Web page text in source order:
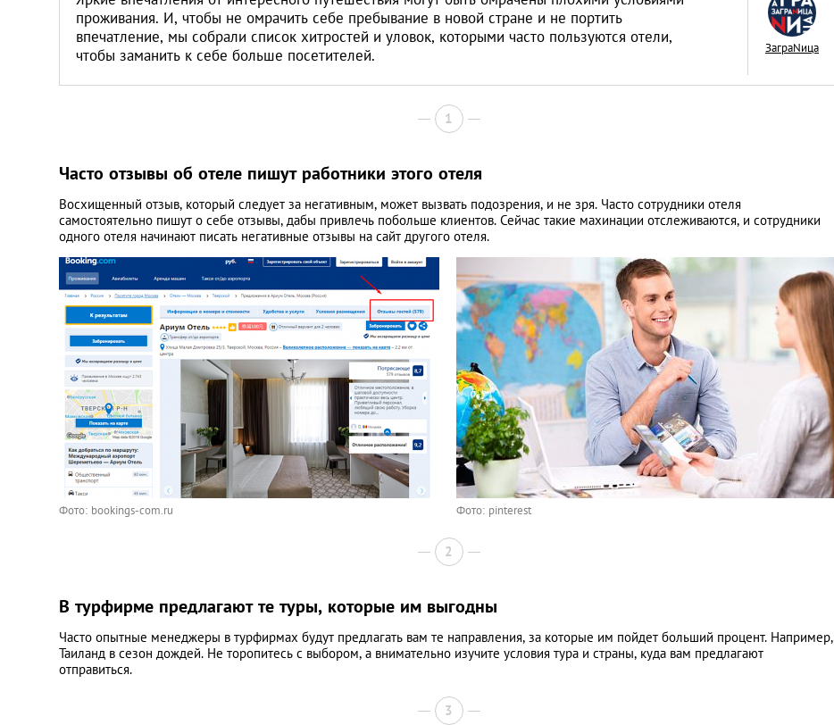
проживания. И, чтобы не омрачить себе пребывание в новой стране и не портить
впечатление, мы собрали список хитростей и уловок, которыми часто пользуются отели,
чтобы заманить к себе больше посетителей.
ЗаграNица
1
Часто отзывы об отеле пишут работники этого отеля
Восхищенный отзыв, который следует за негативным, может вызвать подозрения, и не зря. Часто сотрудники отеля
самостоятельно пишут о себе отзывы, дабы привлечь побольше клиентов. Сейчас такие махинации отслеживаются, и сотрудники
одного отеля начинают писать негативные отзывы на сайт другого отеля.
Фото: bookings-com.ru Фото: pinterest
2
В турфирме предлагают те туры, которые им выгодны
Часто опытные менеджеры в турфирмах будут предлагать вам те направления, за которые им пойдет больший процент. Например,
Таиланд в сезон дождей. Не торопитесь с выбором, а внимательно изучите условия тура и страны, куда вам предлагают
отправиться.
3